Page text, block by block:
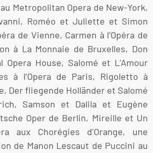
Metropolitan Opera de New-York,
Roméo et Juliette et Simon
de Vienne, Carmen à l’Opéra de
à La Monnaie de Bruxelles, Don
Opera House, Salomé et L’Amour
à l’Opera de Paris, Rigoletto à
Der fliegende Holländer et Salomé
Samson et Dalila et Eugène
Oper de Berlin, Mireille et Un
aux Chorégies d’Orange, une
de Manon Lescaut de Puccini au